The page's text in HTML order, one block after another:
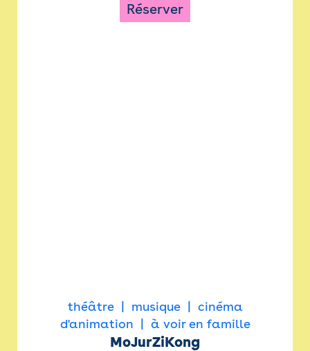
Réserver
théâtre musique
cinéma
d'animation
à voir en famille
MoJurZiKong